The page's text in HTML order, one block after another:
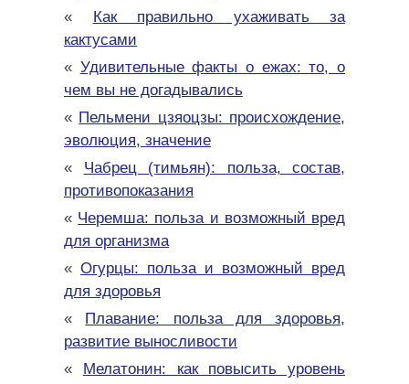
«
Как правильно ухаживать за
кактусами
« Удивительные факты о ежах: то, о
чем вы не догадывались
« Пельмени цзяоцзы: происхождение,
эволюция, значение
« Чабрец (тимьян): польза, состав,
противопоказания
« Черемша: польза и возможный вред
для организма
« Огурцы: польза и возможный вред
для здоровья
«
Плавание: польза для здоровья,
развитие выносливости
«
Мелатонин: как повысить уровень